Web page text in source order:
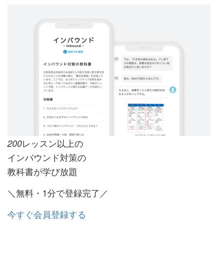
200レッスン以上の
インバウンド対策の
教科書が学び放題
＼無料・1分で登録完了／
今すぐ会員登録する